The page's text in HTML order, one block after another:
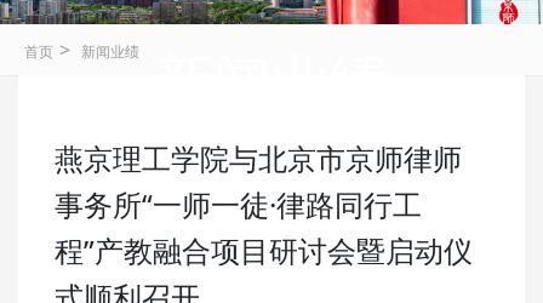
官方 咨询热线：4001-666-001
首页 > 新闻业绩
燕京理工学院与北京市京师律师
事务所“一师一徒·律路同行工
程”产教融合项目研讨会暨启动仪